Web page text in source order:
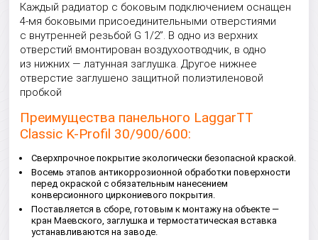
Каждый радиатор с боковым подключением оснащен
4-мя боковыми присоединительными отверстиями
с внутренней резьбой G 1/2”. В одно из верхних
отверстий вмонтирован воздухоотводчик, в одно
из нижних — латунная заглушка. Другое нижнее
отверстие заглушено защитной полиэтиленовой
пробкой
Преимущества панельного LaggarTT
Classic K-Profil 30/900/600:
Сверхпрочное покрытие экологически безопасной краской.
Восемь этапов антикоррозионной обработки поверхности
перед окраской с обязательным нанесением
конверсионного циркониевого покрытия.
Поставляется в сборе, готовым к монтажу на объекте —
кран Маевского, заглушка и термостатическая вставка
устанавливаются на заводе.